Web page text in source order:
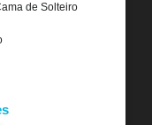
de Solteiro